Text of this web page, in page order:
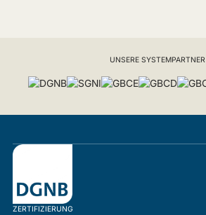
UNSERE SYSTEMPARTNER
ZERTIFIZIERUNG